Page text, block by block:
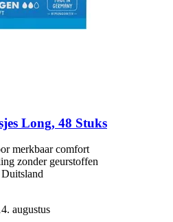
Long, 48 Stuks
merkbaar comfort
zonder geurstoffen
augustus